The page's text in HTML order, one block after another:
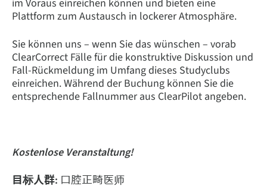
im Voraus einreichen können und bieten eine
Plattform zum Austausch in lockerer Atmosphäre.
Sie können uns – wenn Sie das wünschen – vorab
ClearCorrect Fälle für die konstruktive Diskussion und
Fall-Rückmeldung im Umfang dieses Studyclubs
einreichen. Während der Buchung können Sie die
entsprechende Fallnummer aus ClearPilot angeben.
Kostenlose Veranstaltung!
目标人群: 口腔正畸医师